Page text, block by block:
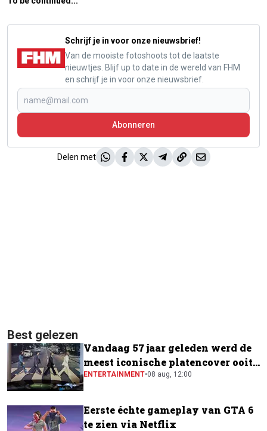
Schrijf je in voor onze nieuwsbrief!
Van de mooiste fotoshoots tot de laatste
nieuwtjes. Blijf up to date in de wereld van FHM
en schrijf je in voor onze nieuwsbrief.
Abonneren
Delen met
Best gelezen
Vandaag 57 jaar geleden werd de
meest iconische platencover ooit
gemaakt
ENTERTAINMENT•08 aug, 12:00
Eerste échte gameplay van GTA 6
te zien via Netflix